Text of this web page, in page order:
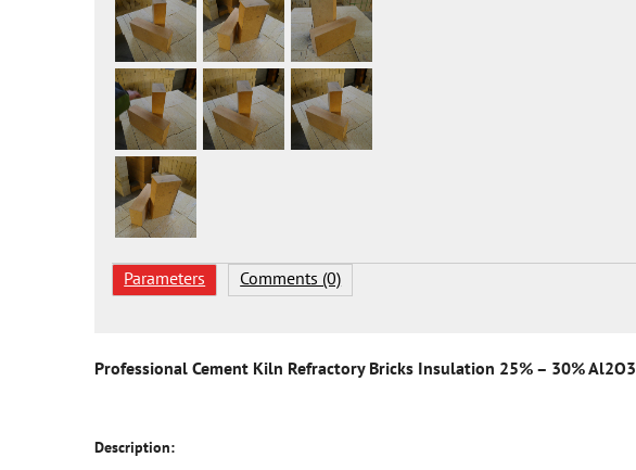
Parameters Comments (0)
Professional Cement Kiln Refractory Bricks Insulation 25% – 30% Al2O3
Description: